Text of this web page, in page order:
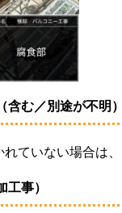
む／別途が不明）
ていない場合は、
事）